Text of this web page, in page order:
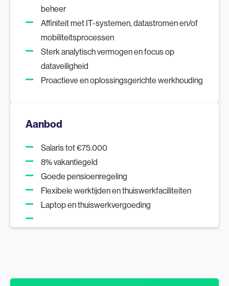
beheer
Affiniteit met IT-systemen, datastromen en/of
mobiliteitsprocessen
Sterk analytisch vermogen en focus op
dataveiligheid
Proactieve en oplossingsgerichte werkhouding
Aanbod
Salaris tot €75.000
8% vakantiegeld
Goede pensioenregeling
Flexibele werktijden en thuiswerkfaciliteiten
Laptop en thuiswerkvergoeding